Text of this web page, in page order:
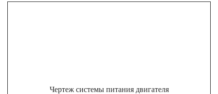
Чертеж системы питания двигателя